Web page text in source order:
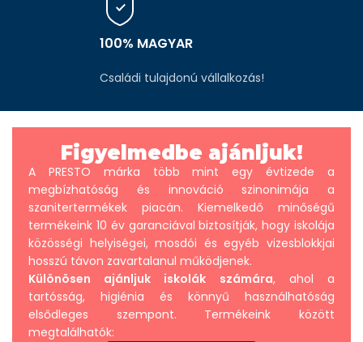
100% MAGYAR
Családi tulajdonú vállalkozás!
Figyelmedbe ajánljuk!
A PRESTO márka több mint egy évtizede a
megbízhatóság és innováció szinonimája a
szanitertermékek piacán. Kiemelkedő minőségű
termékeink 10 év garanciával biztosítják, hogy iskolája
közösségi helyiségei, mosdói és egyéb vizesblokkjai
hosszú távon zavartalanul működjenek.
Különösen ajánljuk iskolák számára, ahol a
tartósság, higiénia és könnyű használhatóság
elsődleges szempont. Termékeink között
megtalálhatók: